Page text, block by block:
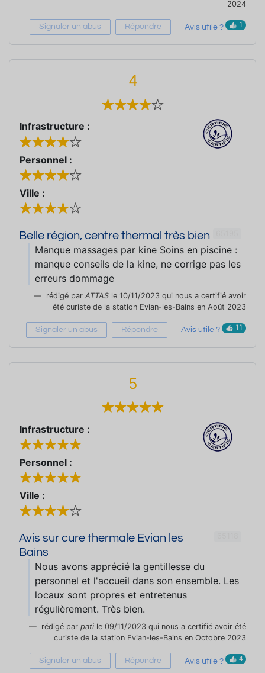
2024
Signaler un abus Répondre Avis utile ? 1
4
Infrastructure :
Personnel :
Ville :
Belle région, centre thermal très bien
Manque massages par kine Soins en piscine :
manque conseils de la kine, ne corrige pas les
erreurs dommage
rédigé par ATTAS le 10/11/2023 qui nous a certifié avoir
été curiste de la station Evian-les-Bains en Août 2023
Signaler un abus Répondre Avis utile ? 11
5
Infrastructure :
Personnel :
Ville :
Avis sur cure thermale Evian les
Bains
Nous avons apprécié la gentillesse du
personnel et l'accueil dans son ensemble. Les
locaux sont propres et entretenus
régulièrement. Très bien.
rédigé par pati le 09/11/2023 qui nous a certifié avoir été
curiste de la station Evian-les-Bains en Octobre 2023
Signaler un abus Répondre Avis utile ? 4